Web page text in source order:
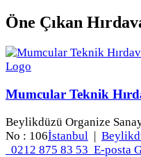
Öne Çıkan
Mumcular Teknik
Beylikdüzü Organize
No : 106İstanbul |
0212 875 83 53 E-posta